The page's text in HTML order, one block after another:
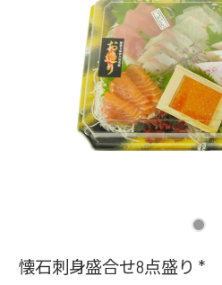
懐石刺身盛合せ8点盛り *